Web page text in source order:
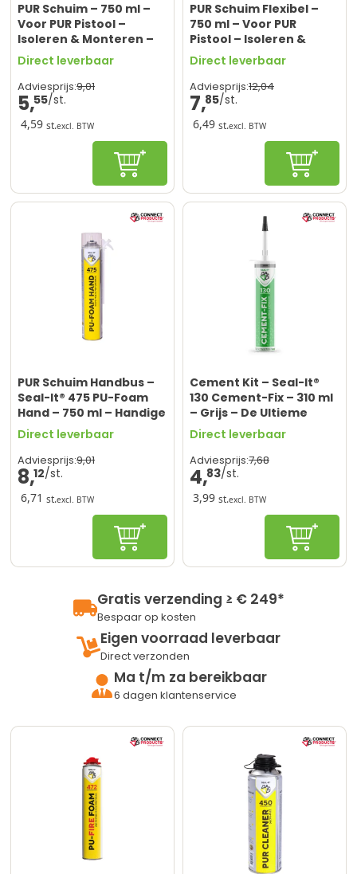
PUR Schuim – 750 ml –
Voor PUR Pistool –
Isoleren & Monteren –
Seal-It® 470 PU-Foam
Gun
Direct leverbaar
Adviesprijs:9,01
5,55
4,59 st.excl. BTW
In winkelwagen
PUR Schuim Flexibel –
750 ml – Voor PUR
Pistool – Isoleren &
Monteren – Seal-It® 471
PU-Foam Flex
Direct leverbaar
Adviesprijs:12,04
7,85
6,49 st.excl. BTW
In
PUR Schuim Handbus –
Seal-It® 475 PU-Foam
Hand – 750 ml – Handige
Toepassing Zonder
Pistool
Direct leverbaar
Adviesprijs:9,01
8,12
6,71 st.excl. BTW
In winkelwagen
Cement Kit – Seal-It®
130 Cement-Fix – 310 ml
– Grijs – De Ultieme
Reparatiekit
Direct leverbaar
Adviesprijs:7,68
4,83
3,99 st.excl. BTW
In
Gratis verzending ≥ € 249*
Bespaar op kosten
Eigen voorraad leverbaar
Direct verzonden
Ma t/m za bereikbaar
6 dagen klantenservice